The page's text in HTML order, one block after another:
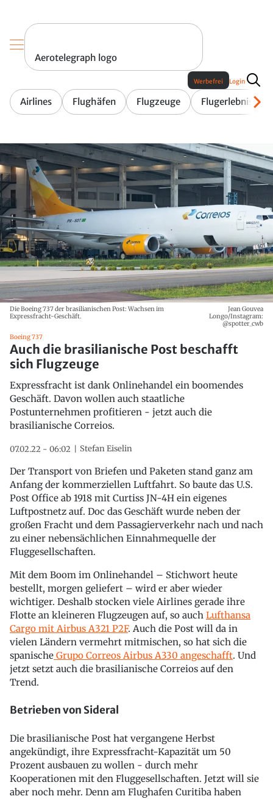
Aerotelegraph logo
Airlines Flughäfen Flugzeuge Flugerlebnis
Werbefrei Login
Die Boeing 737 der brasilianischen Post: Wachsen im
Expressfracht-Geschäft.
Jean Gouvea
Longo/Instagram:
@spotter_cwb
Boeing 737
Auch die brasilianische Post beschafft
sich Flugzeuge
Expressfracht ist dank Onlinehandel ein boomendes
Geschäft. Davon wollen auch staatliche
Postunternehmen profitieren - jetzt auch die
brasilianische Correios.
07.02.22 - 06:02 Stefan Eiselin
Der Transport von Briefen und Paketen stand ganz am
Anfang der kommerziellen Luftfahrt. So baute das U.S.
Post Office ab 1918 mit Curtiss JN-4H ein eigenes
Luftpostnetz auf. Doc das Geschäft wurde neben der
großen Fracht und dem Passagierverkehr nach und nach
zu einer nebensächlichen Einnahmequelle der
Fluggesellschaften.
Mit dem Boom im Onlinehandel – Stichwort heute
bestellt, morgen geliefert – wird er aber wieder
wichtiger. Deshalb stocken viele Airlines gerade ihre
Flotte an kleineren Flugzeugen auf, so auch Lufthansa
Cargo mit Airbus A321 P2F. Auch die Post will da in
vielen Ländern vermehrt mitmischen, so hat sich die
spanische Grupo Correos Airbus A330 angeschafft. Und
jetzt setzt auch die brasilianische Correios auf den
Trend.
Betrieben von Sideral
Die brasilianische Post hat vergangene Herbst
angekündigt, ihre Expressfracht-Kapazität um 50
Prozent ausbauen zu wollen - durch mehr
Kooperationen mit den Fluggesellschaften. Jetzt will sie
aber noch mehr. Denn am Flughafen Curitiba haben